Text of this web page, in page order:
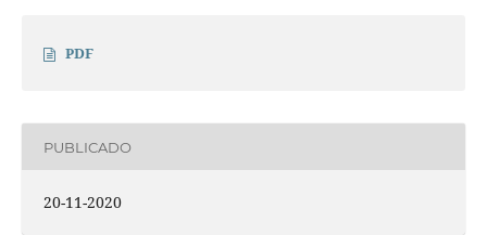
PDF
PUBLICADO
20-11-2020